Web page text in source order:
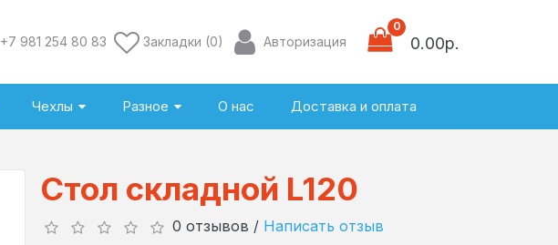
+7 981 254 80 83 Закладки (0) Авторизация
0
0.00р.
Чехлы Разное О нас Доставка и оплата
Стол складной L120
0 отзывов / Написать отзыв